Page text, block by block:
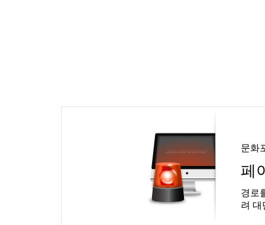
문화
페
경로
려 대